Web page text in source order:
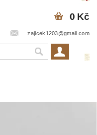
zajicek1203@gmail.com
0 Kč